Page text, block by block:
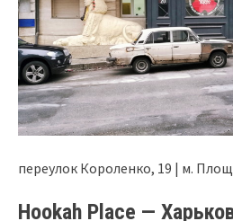
переулок Короленко, 19 | м.
Hookah Place —